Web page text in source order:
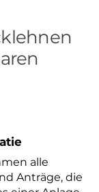
alle
Anträge, die